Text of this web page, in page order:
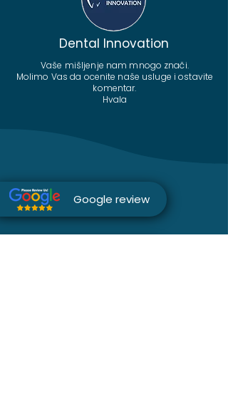
Dental Innovation
Vaše mišljenje nam mnogo znači.
Molimo Vas da ocenite naše usluge i ostavite
komentar.
Hvala
Google review